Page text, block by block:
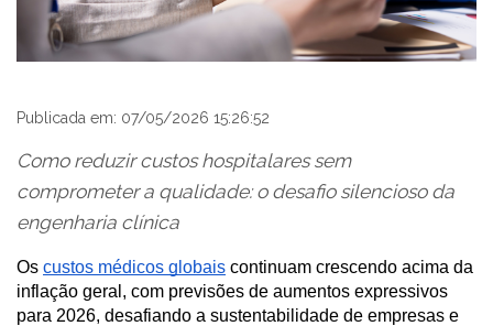
Publicada em: 07/05/2026 15:26:52
Como reduzir custos hospitalares sem
comprometer a qualidade: o desafio silencioso da
engenharia clínica
Os custos médicos globais continuam crescendo acima da
inflação geral, com previsões de aumentos expressivos
para 2026, desafiando a sustentabilidade de empresas e